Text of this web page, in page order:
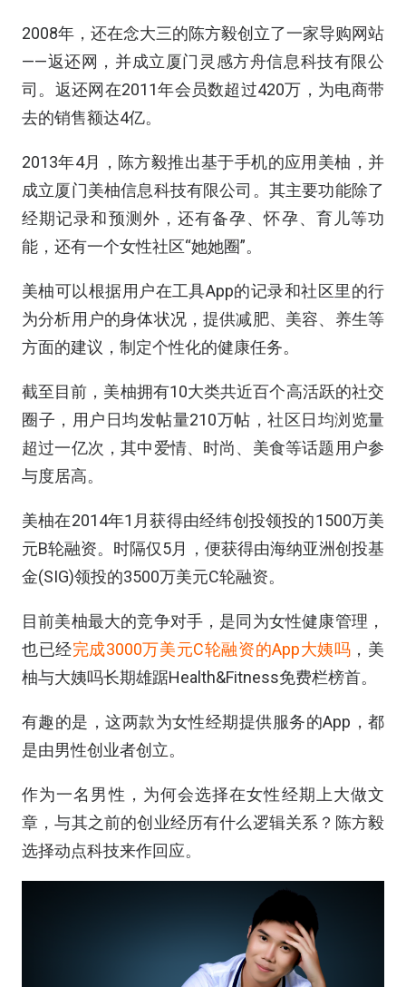
2008年，还在念大三的陈方毅创立了一家导购网站
——返还网，并成立厦门灵感方舟信息科技有限公
司。返还网在2011年会员数超过420万，为电商带
去的销售额达4亿。
2013年4月，陈方毅推出基于手机的应用美柚，并
成立厦门美柚信息科技有限公司。其主要功能除了
经期记录和预测外，还有备孕、怀孕、育儿等功
能，还有一个女性社区“她她圈”。
美柚可以根据用户在工具App的记录和社区里的行
为分析用户的身体状况，提供减肥、美容、养生等
方面的建议，制定个性化的健康任务。
截至目前，美柚拥有10大类共近百个高活跃的社交
圈子，用户日均发帖量210万帖，社区日均浏览量
超过一亿次，其中爱情、时尚、美食等话题用户参
与度居高。
美柚在2014年1月获得由经纬创投领投的1500万美
元B轮融资。时隔仅5月，便获得由海纳亚洲创投基
金(SIG)领投的3500万美元C轮融资。
目前美柚最大的竞争对手，是同为女性健康管理，
也已经完成3000万美元C轮融资的App大姨吗 ，美
柚与大姨吗长期雄踞Health&Fitness免费栏榜首。
有趣的是，这两款为女性经期提供服务的App，都
是由男性创业者创立。
作为一名男性，为何会选择在女性经期上大做文
章，与其之前的创业经历有什么逻辑关系？陈方毅
选择动点科技来作回应。